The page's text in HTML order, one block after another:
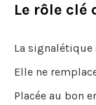
Le rôle clé
La
Elle ne
Placée au bon